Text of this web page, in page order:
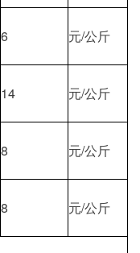
6 元/公斤
14 元/公斤
8 元/公斤
8 元/公斤